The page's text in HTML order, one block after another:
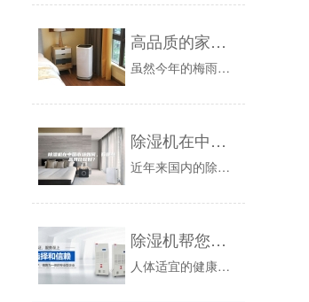
高品质的家用除湿机只需四招鉴定
虽然今年的梅雨季节已经过去了，好像不用再跟潮湿打交道了，但是天真的你显然是不能理解天气变化的，我国南方地区还经常会被台风骚扰，台风前后，那空...
除湿机在中国市场如何，有哪些品牌比较好？
近年来国内的除湿机市场呈稳步上升的趋势，特别是在一些南方家庭，特别是回南天地区很受消费者的欢迎，现在几乎是每家必备的除湿产品。随着市场的繁荣...
除湿机帮您解决夏季潮湿问题
人体适宜的健康湿度为45%--65%，空气湿度大，气压相对偏低，空气的含氧量下降，使人会感到胸闷气短。再一湿度大，容易造成以下几种状况：肠胃...